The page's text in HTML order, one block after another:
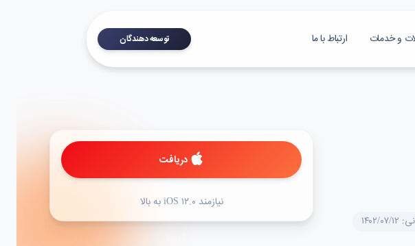
و خدمات ارتباط با ما توسعه دهندگان
۱۲
دریافت
نیازمند iOS ۱۲.۰ به بالا